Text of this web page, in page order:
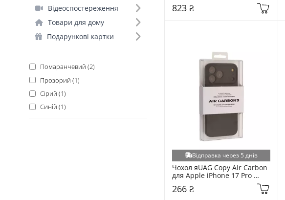
Відеоспостереження
Товари для дому
Подарункові картки
Основний колір (5)
Помаранчевий (2)
Прозорий (1)
Сірий (1)
Синій (1)
823 ₴
Відправка через 5 днів
Чохол яUAG Copy Air Carbon
для Apple iPhone 17 Pro
266 ₴